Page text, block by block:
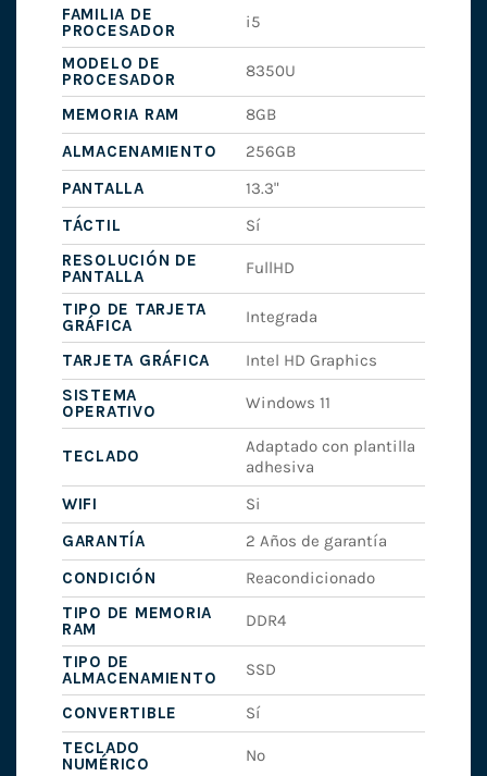
FAMILIA DE
PROCESADOR
i5
MODELO DE
PROCESADOR
8350U
MEMORIA RAM
8GB
ALMACENAMIENTO
256GB
PANTALLA
13.3"
TÁCTIL
Sí
RESOLUCIÓN DE
PANTALLA
FullHD
TIPO DE TARJETA
GRÁFICA
Integrada
TARJETA GRÁFICA
Intel HD Graphics
SISTEMA
OPERATIVO
Windows 11
TECLADO
Adaptado con plantilla
adhesiva
WIFI
Si
GARANTÍA
2 Años de garantía
CONDICIÓN
Reacondicionado
TIPO DE MEMORIA
RAM
DDR4
TIPO DE
ALMACENAMIENTO
SSD
CONVERTIBLE
Sí
TECLADO
NUMÉRICO
No